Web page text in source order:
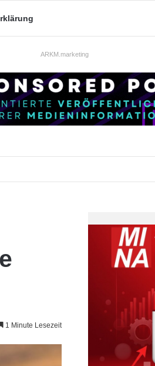
ARKM.marketing
1 Minute Lesezeit